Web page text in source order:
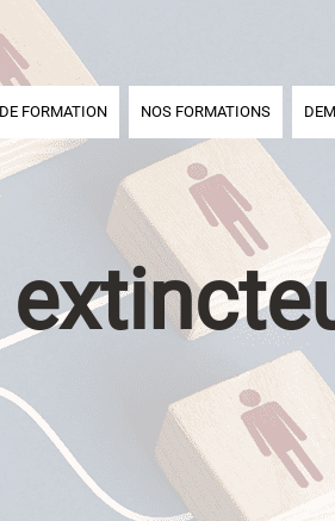
FORMATION NOS FORMATIONS